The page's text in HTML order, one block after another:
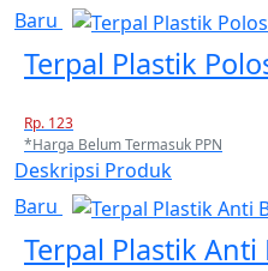
Baru
Terpal Plastik
Rp. 123
*Harga Belum Termasuk PPN
Deskripsi Produk
Baru
Terpal Plastik Anti